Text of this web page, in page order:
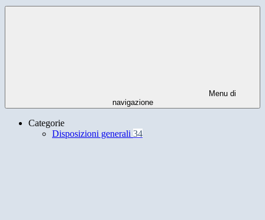
Menu di
navigazione
Categorie
Disposizioni generali 34